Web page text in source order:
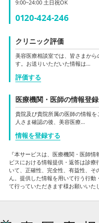
9:00~24:00 土日祝OK
0120-424-246
クリニック評価
美容医療相談室では、皆さまか
す。お送りいただいた情報は…
評価する
医療機関・医師の情報登録
貴院及び貴院所属の医師の情報
人さま確認の後、美容医療…
情報を登録する
『本サービスは、医療機関・医師
ビスにおける情報提供・返答は診
いて、正確性、完全性、有益性、
ん。提供した情報を用いて行う行
て行っていただきます様お願いいた